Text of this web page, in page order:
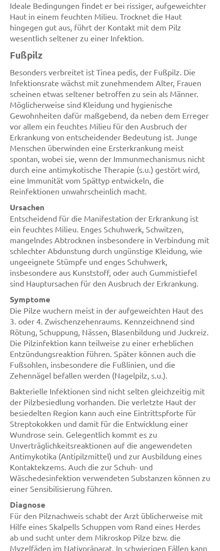
Ideale Bedingungen findet er bei rissiger, aufgeweichter
Haut in einem feuchten Milieu. Trocknet die Haut
hingegen gut aus, führt der Kontakt mit dem Pilz
wesentlich seltener zu einer Infektion.
Fußpilz
Besonders verbreitet ist Tinea pedis, der Fußpilz. Die
Infektionsrate wächst mit zunehmendem Alter, Frauen
scheinen etwas seltener betroffen zu sein als Männer.
Möglicherweise sind Kleidung und hygienische
Gewohnheiten dafür maßgebend, da neben dem Erreger
vor allem ein feuchtes Milieu für den Ausbruch der
Erkrankung von entscheidender Bedeutung ist. Junge
Menschen überwinden eine Ersterkrankung meist
spontan, wobei sie, wenn der Immunmechanismus nicht
durch eine antimykotische Therapie (s.u.) gestört wird,
eine Immunität vom Spättyp entwickeln, die
Reinfektionen unwahrscheinlich macht.
Ursachen
Entscheidend für die Manifestation der Erkrankung ist
ein feuchtes Milieu. Enges Schuhwerk, Schwitzen,
mangelndes Abtrocknen insbesondere in Verbindung mit
schlechter Abdunstung durch ungünstige Kleidung, wie
ungeeignete Stümpfe und enges Schuhwerk,
insbesondere aus Kunststoff, oder auch Gummistiefel
sind Hauptursachen für den Ausbruch der Erkrankung.
Symptome
Die Pilze wuchern meist in der aufgeweichten Haut des
3. oder 4. Zwischenzehenraums. Kennzeichnend sind
Rötung, Schuppung, Nässen, Blasenbildung und Juckreiz.
Die Pilzinfektion kann teilweise zu einer erheblichen
Entzündungsreaktion führen. Später können auch die
Fußsohlen, insbesondere die Fußlinien, und die
Zehennägel befallen werden (Nagelpilz, s.u.).
Bakterielle Infektionen sind nicht selten gleichzeitig mit
der Pilzbesiedlung vorhanden. Die verletzte Haut der
besiedelten Region kann auch eine Eintrittspforte für
Streptokokken und damit für die Entwicklung einer
Wundrose sein. Gelegentlich kommt es zu
Unverträglichkeitsreaktionen auf die angewendeten
Antimykotika (Antipilzmittel) und zur Ausbildung eines
Kontaktekzems. Auch die zur Schuh- und
Wäschedesinfektion verwendeten Substanzen können zu
einer Sensibilisierung führen.
Diagnose
Für den Pilznachweis schabt der Arzt üblicherweise mit
Hilfe eines Skalpells Schuppen vom Rand eines Herdes
ab und sucht unter dem Mikroskop Pilze bzw. die
Myzelfäden im Nativpräparat. In schwierigen Fällen kann